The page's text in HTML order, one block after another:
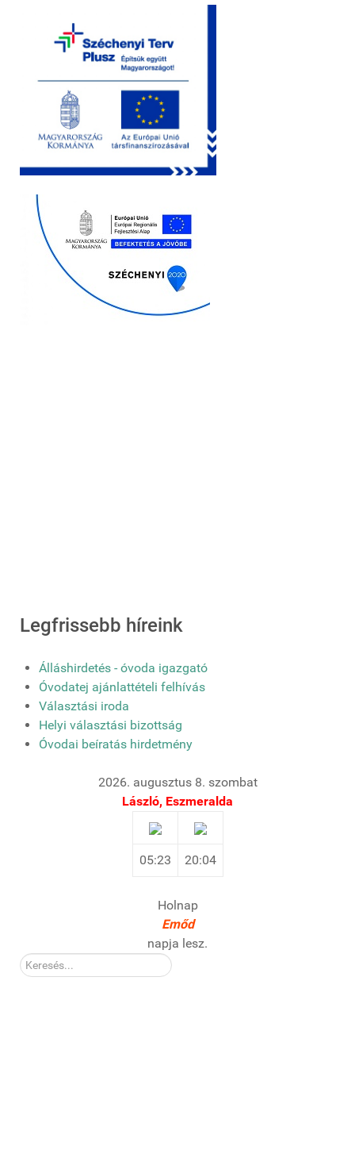
Legfrissebb híreink
Álláshirdetés - óvoda igazgató
Óvodatej ajánlattételi felhívás
Választási iroda
Helyi választási bizottság
Óvodai beíratás hirdetmény
2026. augusztus 8. szombat
László, Eszmeralda
05:23 20:04
Holnap
Emőd
napja lesz.
Kereső: